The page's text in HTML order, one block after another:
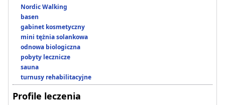
Nordic Walking
basen
gabinet kosmetyczny
mini tężnia solankowa
odnowa biologiczna
pobyty lecznicze
sauna
turnusy rehabilitacyjne
Profile leczenia